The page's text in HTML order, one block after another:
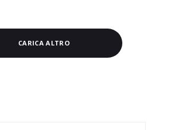
CARICA ALTRO